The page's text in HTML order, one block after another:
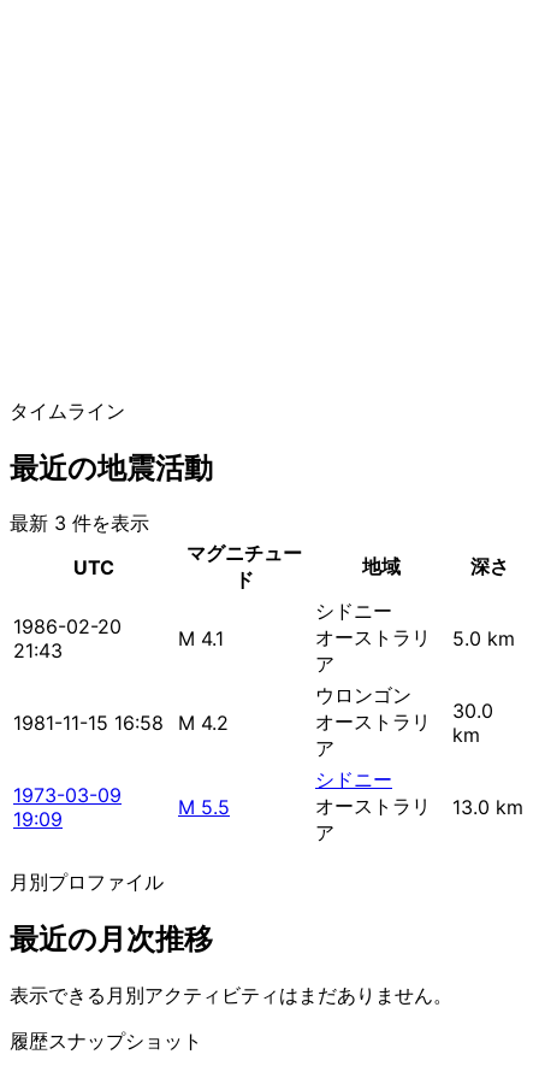
タイムライン
最近の地震活動
最新 3 件を表示
UTC
マグニチュー
ド
地域 深さ
1986-02-20
21:43
M 4.1
シドニー
オーストラリ
ア
5.0 km
1981-11-15 16:58 M 4.2
ウロンゴン
オーストラリ
ア
30.0
km
1973-03-09
19:09
M 5.5
シドニー
オーストラリ
ア
13.0 km
月別プロファイル
最近の月次推移
表示できる月別アクティビティはまだありません。
履歴スナップショット